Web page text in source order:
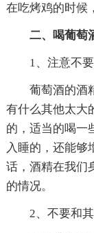
在吃烤鸡的时候
二、喝葡萄
1、注意不
葡萄酒的酒
有什么其他太大
的，适当的喝一
入睡的，还能够
话，酒精在我们
的情况。
2、不要和